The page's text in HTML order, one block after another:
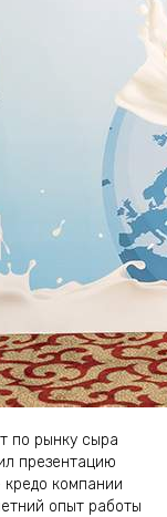
по рынку сыра
презентацию
кредо компании
опыт работы